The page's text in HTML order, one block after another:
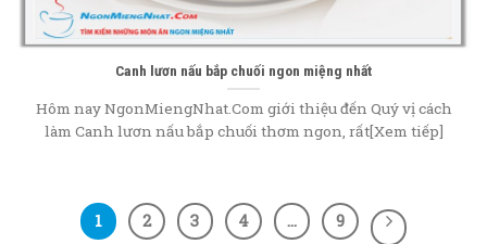
Canh lươn nấu bắp chuối ngon miệng nhất
Hôm nay NgonMiengNhat.Com giới thiệu đến Quý vị cách
làm Canh lươn nấu bắp chuối thơm ngon, rất[Xem tiếp]
1 2 3 4 … 9